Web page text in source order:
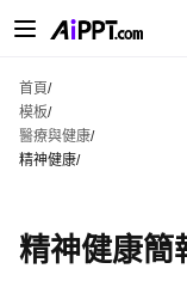
首頁/
模板/
醫療與健康/
精神健康/
精神健康簡